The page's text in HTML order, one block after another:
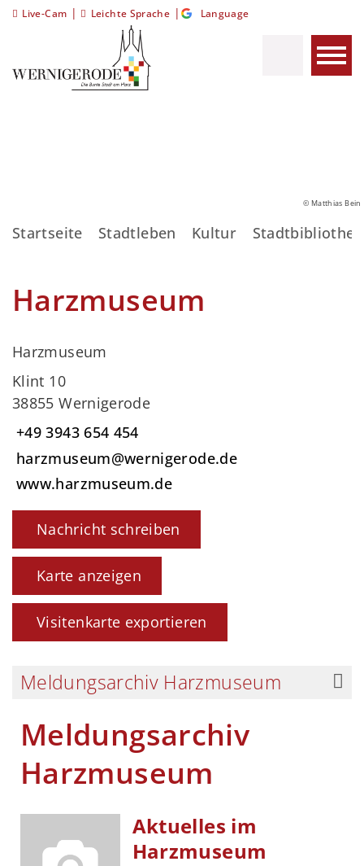
Live-Cam | Leichte Sprache | Language
© Matthias Bein
Startseite Stadtleben Kultur Stadtbibliothek
Harzmuseum
Harzmuseum
Klint 10
38855 Wernigerode
+49 3943 654 454
harzmuseum@wernigerode.de
www.harzmuseum.de
Nachricht schreiben
Karte anzeigen
Visitenkarte exportieren
Meldungsarchiv Harzmuseum
Meldungsarchiv
Harzmuseum
Aktuelles im
Harzmuseum